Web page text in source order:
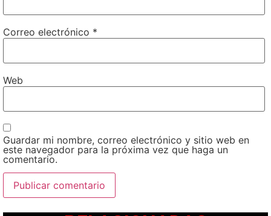
Correo electrónico *
Web
Guardar mi nombre, correo electrónico y sitio web en
este navegador para la próxima vez que haga un
comentario.